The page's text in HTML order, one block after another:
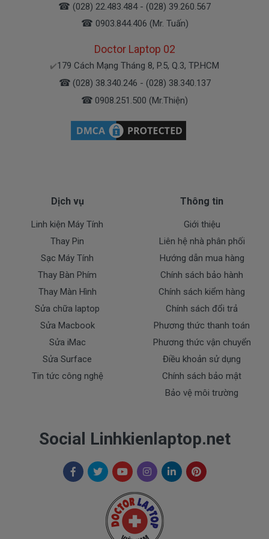
- Nguyên nhân do chúng ta sài không đúng
cách dẫn đến pin bị hư… Không đúng cách là như
Sử Dung Pin Như Thế Nào Mới Đúng ===>
Mua pin Laptop dellInspiron 5468
đâu tại tphcm
- Doctorlaptop có đội người kiểm tra và thay
miễn phí cho các bạn nhé.
Bạn chưa biết pin này có phù hợp với laptop của
mình hay không?
Bạn chưa biết máy tính Dell của mình là dòng
Vostro, Inspiron, Latitude hay Precision?
Bạn yên tâm nhé.
Bạn có thể gọi Zalo cho shop tai số 0908251500.
À mà thỉnh thoảng shop bận máy một chút, cứ nhắn
Giá Pin Laptop dell 5468 mua là bao
nhiêu
Trên thị trường thì có nhiều loại pin cho dell
thượng vàng hạ cám chất lượng bèo béo beo giá
thật rẻ củng có. Có nơi bán giá trên trời giá cao ngất
☎ (028) 22.483.484 - (028) 39.260.567
☎ 0903.844.406 (Mr. Tuấn)
Doctor Laptop 02
✔️179 Cách Mạng Tháng 8, P.5, Q.3, TP.HCM
☎ (028) 38.340.246 - (028) 38.340.137
☎ 0908.251.500 (Mr.Thiện)
Dịch vụ
Linh kiện Máy Tính
Thay Pin
Sạc Máy Tính
Thay Bàn Phím
Thay Màn Hình
Sửa chữa laptop
Sửa Macbook
Sửa iMac
Sửa Surface
Tin tức công nghệ
Thông tin
Giới thiệu
Liên hệ nhà phân phối
Hướng dẫn mua hàng
Chính sách bảo hành
Chính sách kiểm hàng
Chính sách đổi trả
Phương thức thanh toán
Phương thức vận chuyển
Điều khoản sử dụng
Chính sách bảo mật
Bảo vệ môi trường
Social Linhkienlaptop.net